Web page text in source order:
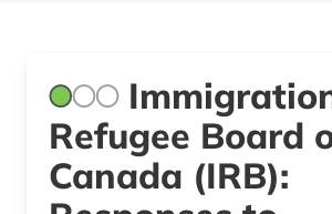
Refugee Board
Canada (IRB):